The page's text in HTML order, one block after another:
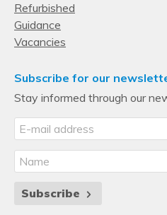
Refurbished
Guidance
Vacancies
Subscribe for our
Stay informed through our
Subscribe